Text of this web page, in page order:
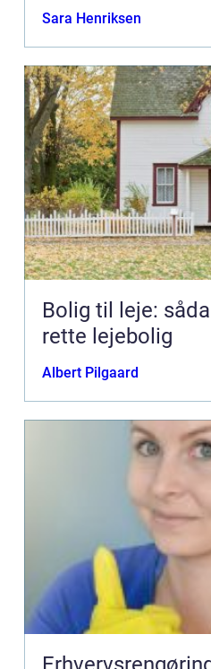
Sara Henriksen
Bolig til leje:
rette lejebolig
Albert Pilgaard